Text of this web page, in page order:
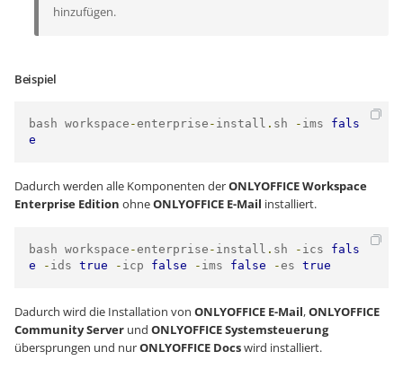
hinzufügen.
Beispiel
bash workspace -enterprise - install . sh - ims fals
e
Dadurch werden alle Komponenten derONLYOFFICE Workspace
Enterprise Edition ohneONLYOFFICE E-Mail installiert.
bash workspace -enterprise - install . sh - ics fals
e
- ids true - icp false - ims false -es true
Dadurch wird die Installation von ONLYOFFICE E-Mail,ONLYOFFICE
Community Server und ONLYOFFICE Systemsteuerung
übersprungen und nurONLYOFFICE Docswird installiert.